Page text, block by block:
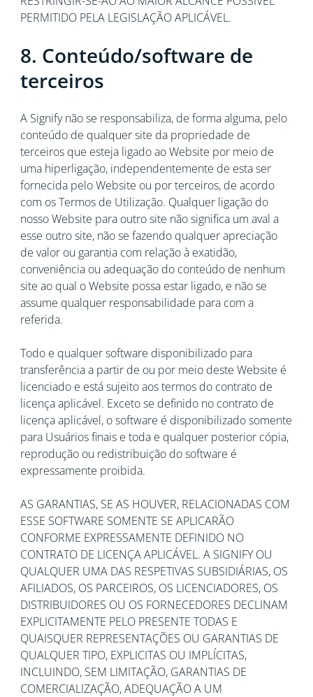
PERMITIDO PELA LEGISLAÇÃO APLICÁVEL.
8. Conteúdo/software de
terceiros
A Signify não se responsabiliza, de forma alguma, pelo
conteúdo de qualquer site da propriedade de
terceiros que esteja ligado ao Website por meio de
uma hiperligação, independentemente de esta ser
fornecida pelo Website ou por terceiros, de acordo
com os Termos de Utilização. Qualquer ligação do
nosso Website para outro site não significa um aval a
esse outro site, não se fazendo qualquer apreciação
de valor ou garantia com relação à exatidão,
conveniência ou adequação do conteúdo de nenhum
site ao qual o Website possa estar ligado, e não se
assume qualquer responsabilidade para com a
referida.
Todo e qualquer software disponibilizado para
transferência a partir de ou por meio deste Website é
licenciado e está sujeito aos termos do contrato de
licença aplicável. Exceto se definido no contrato de
licença aplicável, o software é disponibilizado somente
para Usuários finais e toda e qualquer posterior cópia,
reprodução ou redistribuição do software é
expressamente proibida.
AS GARANTIAS, SE AS HOUVER, RELACIONADAS COM
ESSE SOFTWARE SOMENTE SE APLICARÃO
CONFORME EXPRESSAMENTE DEFINIDO NO
CONTRATO DE LICENÇA APLICÁVEL. A SIGNIFY OU
QUALQUER UMA DAS RESPETIVAS SUBSIDIÁRIAS, OS
AFILIADOS, OS PARCEIROS, OS LICENCIADORES, OS
DISTRIBUIDORES OU OS FORNECEDORES DECLINAM
EXPLICITAMENTE PELO PRESENTE TODAS E
QUAISQUER REPRESENTAÇÕES OU GARANTIAS DE
QUALQUER TIPO, EXPLICITAS OU IMPLÍCITAS,
INCLUINDO, SEM LIMITAÇÃO, GARANTIAS DE
COMERCIALIZAÇÃO, ADEQUAÇÃO A UM